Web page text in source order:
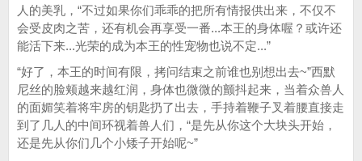
人的美乳，“不过如果你们乖乖的把所有情报供出来，不仅不
会受皮肉之苦，还有机会再享受一番...本王的身体喔？或许还
能活下来...光荣的成为本王的性宠物也说不定...”
“好了，本王的时间有限，拷问结束之前谁也别想出去~”西默
尼丝的脸颊越来越红润，身体也微微的颤抖起来，当着众兽人
的面媚笑着将牢房的钥匙扔了出去，手持着鞭子叉着腰直接走
到了几人的中间环视着兽人们，“是先从你这个大块头开始，
还是先从你们几个小矮子开始呢~”